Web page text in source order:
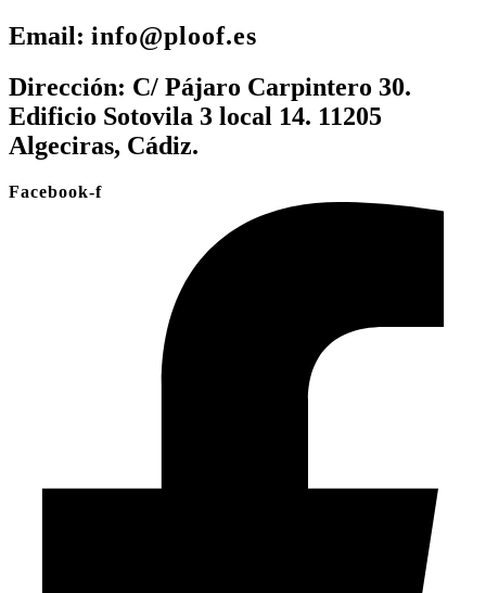
Email: info@ploof.es
Dirección: C/ Pájaro Carpintero 30.
Edificio Sotovila 3 local 14. 11205
Algeciras, Cádiz.
Facebook-f